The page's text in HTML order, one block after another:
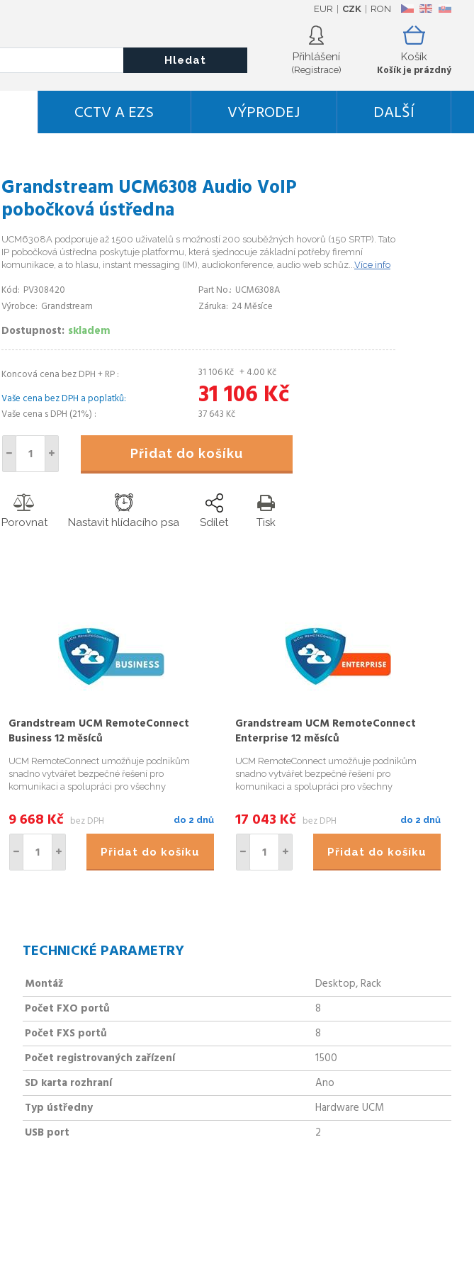
CZ EN SK
EUR CZK RON
Košík
Košík je prázdný
Přihlášení
(Registrace)
Hledat
CCTV A EZS VÝPRODEJ DALŠÍ
Grandstream UCM6308 Audio VoIP
pobočková ústředna
UCM6308A podporuje až 1500 uživatelů s možností 200 souběžných hovorů (150 SRTP). Tato
IP pobočková ústředna poskytuje platformu, která sjednocuje základní potřeby firemní
komunikace, a to hlasu, instant messaging (IM), audiokonference, audio web schůz...Více info
Kód PV308420 Part No. UCM6308A
Výrobce Grandstream Záruka 24 Měsíce
Dostupnost skladem
Koncová cena bez DPH + RP 31 106Kč + 4.00 Kč
Vaše cena bez DPH a poplatků
31 106 Kč
Vaše cena s DPH (21%) 37 643 Kč
Přidat do košíku
Porovnat Nastavit hlídacího psa Sdílet Tisk
Grandstream UCM RemoteConnect
Business 12 měsíců
UCM RemoteConnect umožňuje podnikům
snadno vytvářet bezpečné řešení pro
komunikaci a spolupráci pro všechny
RemoteConnect poskytuje platformu, která
umožňuje vzdáleným uživatelům a zařízením
dosáhnout na vaši...
do 2 dnů
9 668 Kč bez DPH
Přidat do košíku
Grandstream UCM RemoteConnect
Enterprise 12 měsíců
UCM RemoteConnect umožňuje podnikům
snadno vytvářet bezpečné řešení pro
komunikaci a spolupráci pro všechny
RemoteConnect poskytuje platformu, která
umožňuje vzdáleným uživatelům a zařízením
dosáhnout na vaši...
do 2 dnů
17 043 Kč bez DPH
Přidat do košíku
TECHNICKÉ PARAMETRY
Montáž
Desktop, Rack
Počet FXO portů
8
Počet FXS portů
8
Počet registrovaných zařízení
1500
SD karta rozhraní
Ano
Typ ústředny
Hardware UCM
USB port
2